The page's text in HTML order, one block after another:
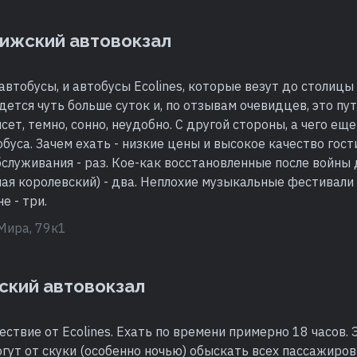
автовокзал
и автобусы Ecolines, которые везут до
чуть больше суток и, по отзывам очевидцев, это
темно, сонно, неудобно. С другой стороны, а чего
Зачем ехать - низкие цены и высокое качество
- раз. Кое-как восстановленные после
королевский) - два. Неплохие музыкальные фестивали
- три.
79к1
автовокзал
от Ecolines. Ехать по времени примерно 18 часов.
от скуки (особенно ночью) обыскать всех